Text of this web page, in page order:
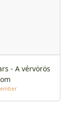
- A vérvörös